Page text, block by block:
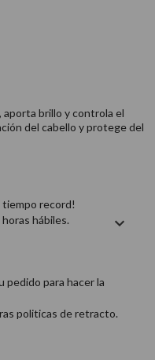
aporta brillo y controla el
del cabello y protege del
record!
hábiles.
pedido para hacer la
politicas de retracto.